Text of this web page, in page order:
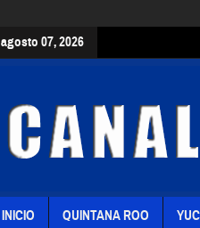
agosto 07, 2026
INICIO QUINTANA ROO